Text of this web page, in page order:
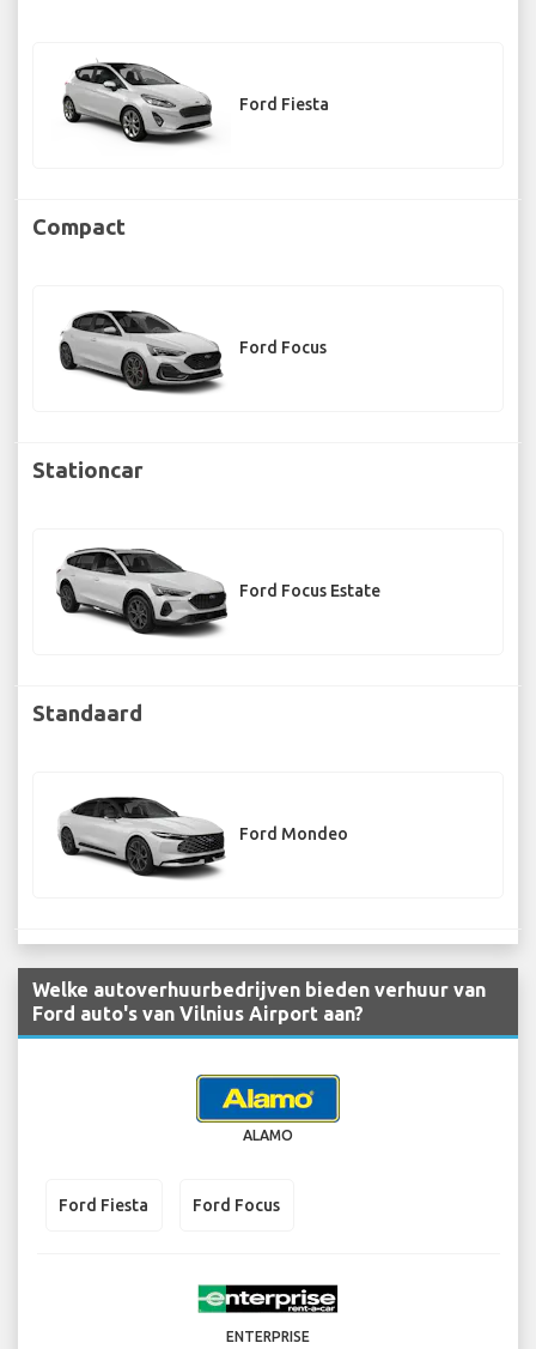
Ford Fiesta
Compact
Ford Focus
Stationcar
Ford Focus Estate
Standaard
Ford Mondeo
Welke autoverhuurbedrijven bieden verhuur van
Ford auto's van Vilnius Airport aan?
ALAMO
Ford Fiesta Ford Focus
ENTERPRISE